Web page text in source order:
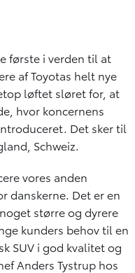
første i verden til at
af Toyotas helt nye
løftet sløret for, at
hvor koncernens
Det sker til
Schweiz.
vores anden
danskerne. Det er en
større og dyrere
kunders behov til en
SUV i god kvalitet og
Anders Tystrup hos